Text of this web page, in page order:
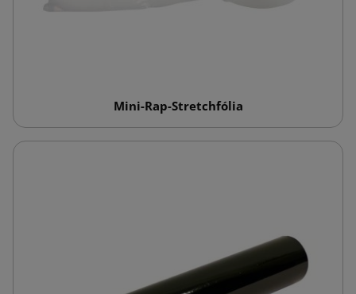
Mini-Rap-Stretchfólia